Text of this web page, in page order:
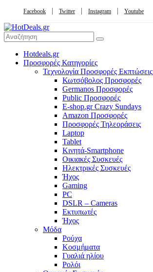
Facebook Twitter Instagram Youtube
Hotdeals.gr
Προσφορές Κατηγορίες
Τεχνολογία Προσφορές Εκπτώσεις
Κωτσόβολος Προσφορές
Germanos Προσφορές
Public Προσφορές
E-shop.gr Crazy Sundays
Amazon Προσφορές
Προσφορές Τηλεοράσεις
Laptop
Tablet
Κινητά-Smartphone
Οικιακές Συσκευές
Hλεκτρικές Συσκευές
Ήχος
Gaming
PC
DSLR – Cameras
Εκτυπωτές
Ήχος
Μόδα
Ρούχα
Κοσμήματα
Γυαλιά ηλίου
Ρολόι